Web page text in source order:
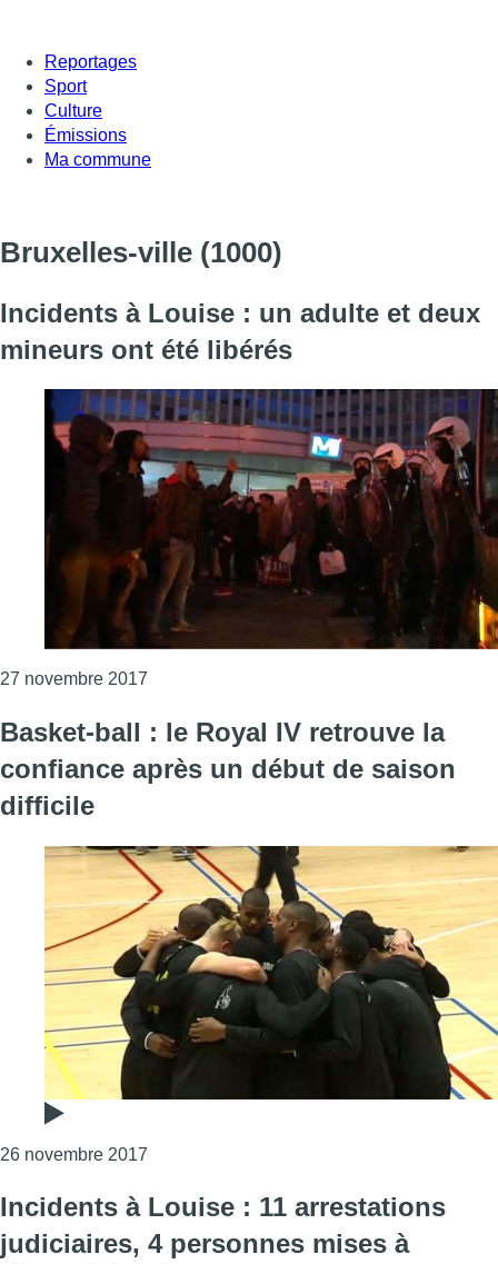
Reportages
Sport
Culture
Émissions
Ma commune
Bruxelles-ville (1000)
Incidents à Louise : un adulte et deux
mineurs ont été libérés
27 novembre 2017
Basket-ball : le Royal IV retrouve la
confiance après un début de saison
difficile
26 novembre 2017
Incidents à Louise : 11 arrestations
judiciaires, 4 personnes mises à